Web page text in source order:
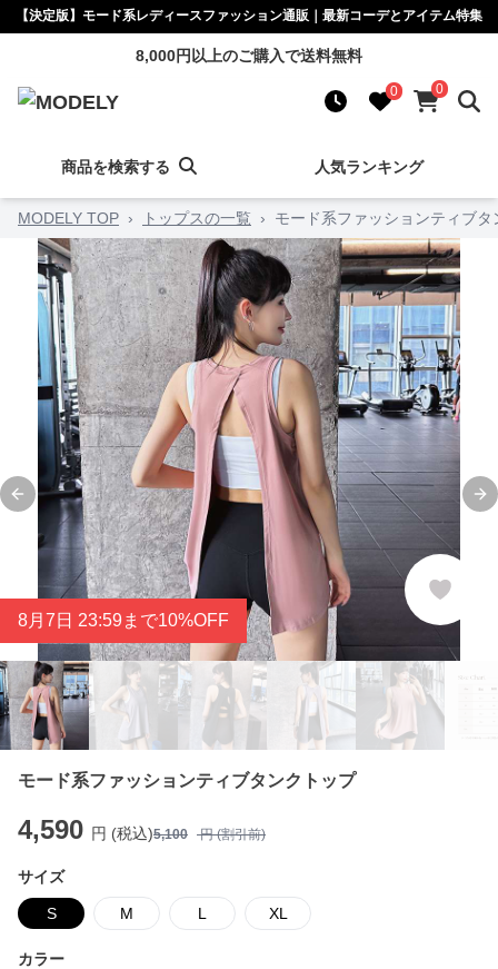
【決定版】モード系レディースファッション通販｜最新コーデとアイテム特集
8,000円以上のご購入で送料無料
0 0
商品を検索する 人気ランキング
MODELY TOP › トップスの一覧 › モード系ファッションティブタ
Previous slide
8月 7 日 23:59まで10%OFF
モード系ファッションティブタンクトップ
4,590 円 (税込)5,100 円 (割引前)
サイズ
S M L XL
カラー